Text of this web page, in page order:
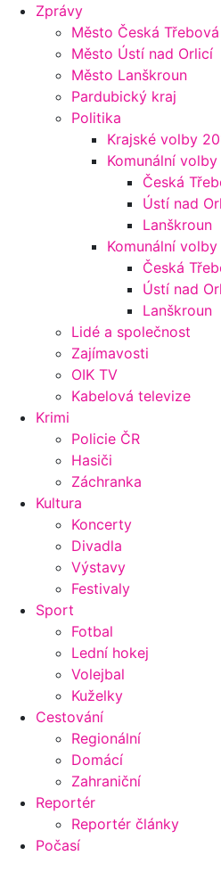
Zprávy
Město Česká Třebová
Město Ústí nad Orlicí
Město Lanškroun
Pardubický kraj
Politika
Krajské volby
Komunální
Česká
Ústí nad
Lanškroun
Komunální volby
Česká
Ústí nad
Lanškroun
Lidé a společnost
Zajímavosti
OIK TV
Kabelová televize
Krimi
Policie ČR
Hasiči
Záchranka
Kultura
Koncerty
Divadla
Výstavy
Festivaly
Sport
Fotbal
Lední hokej
Volejbal
Kuželky
Cestování
Regionální
Domácí
Zahraniční
Reportér
Reportér články
Počasí